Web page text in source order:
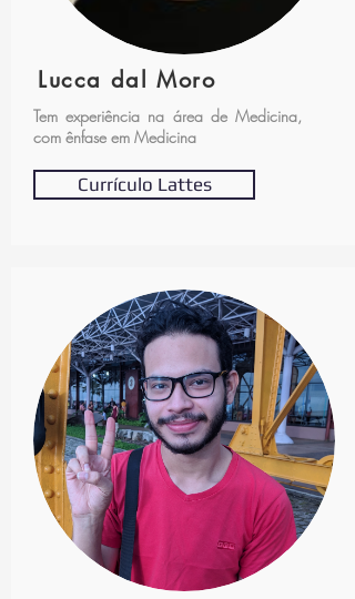
Lucca dal Moro
Tem experiência na área de Medicina,
com ênfase em Medicina
Currículo Lattes